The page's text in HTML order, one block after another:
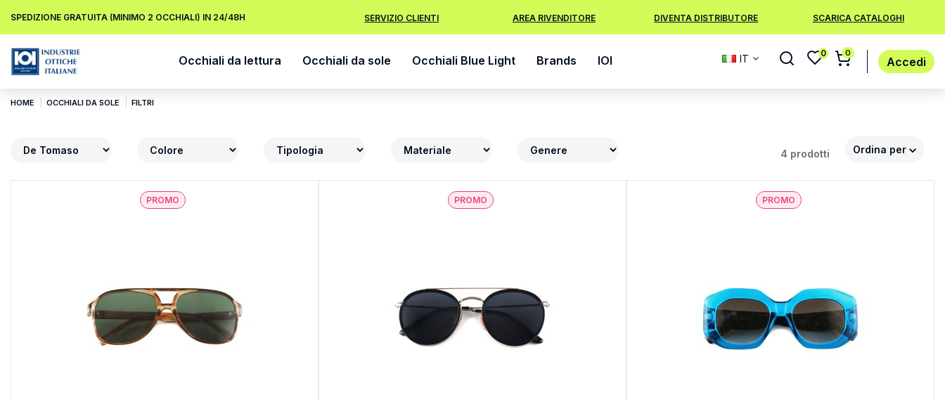
SPEDIZIONE GRATUITA (MINIMO 2 OCCHIALI) IN 24/48H SERVIZIO CLIENTI AREA RIVENDITORE DIVENTA DISTRIBUTORE SCARICA CATALOGHI
Occhiali da lettura Occhiali da sole Occhiali Blue Light Brands IOI IT 0 0
Accedi
HOME OCCHIALI DA SOLE FILTRI
4 prodotti Ordina per
PROMO PROMO PROMO